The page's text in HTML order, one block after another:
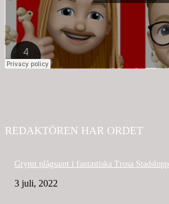
REDAKTÖREN HAR ORDET
Grymt plågsamt i fantastiska Trosa Stadslopp
3 juli, 2022